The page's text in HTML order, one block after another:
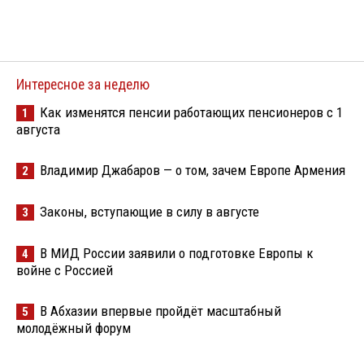
Интересное за неделю
1
Как изменятся пенсии работающих пенсионеров с 1
августа
2 Владимир Джабаров — о том, зачем Европе Армения
3 Законы, вступающие в силу в августе
4
В МИД России заявили о подготовке Европы к
войне с Россией
5
В Абхазии впервые пройдёт масштабный
молодёжный форум